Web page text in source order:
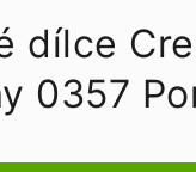
dílce
0357